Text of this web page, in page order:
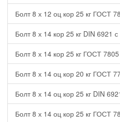
Болт 8 х 12 оц кор 25 кг ГОСТ
Болт 8 х 14 кор 25 кг DIN 6921
Болт 8 х 14 кор 25 кг ГОСТ 7805
Болт 8 х 14 оц кор 20 кг ГОСТ
Болт 8 х 14 оц кор 25 кг DIN
Болт 8 х 14 оц кор 25 кг ГОСТ